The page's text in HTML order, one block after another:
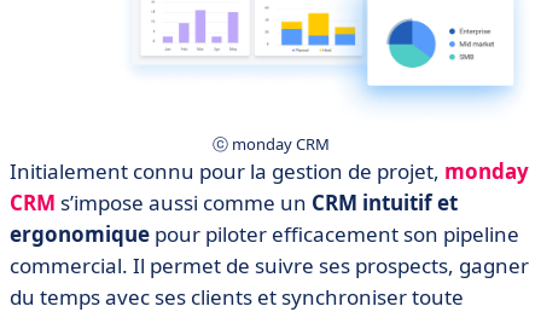
ⓒ monday CRM
Initialement connu pour la gestion de projet, monday
CRM s’impose aussi comme un CRM intuitif et
ergonomique pour piloter efficacement son pipeline
commercial. Il permet de suivre ses prospects, gagner
du temps avec ses clients et synchroniser toute